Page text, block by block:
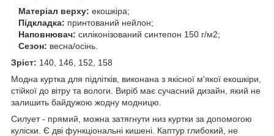
Матеріал верху: екошкіра;
Підкладка: принтований нейлон;
Наповнювач: силіконізований синтепон 150 г/м2;
Сезон: весна/осінь.
Зріст: 140, 146, 152, 158
Модна куртка для підлітків, виконана з якісної м'якої екошкіри,
стійкої до вітру та вологи. Виріб має сучасний дизайн, який не
залишить байдужою жодну модницю.
Силует - прямий, можна затягнути низ куртки за допомогою
куліски. Є дві функціональні кишені. Каптур глибокий, не